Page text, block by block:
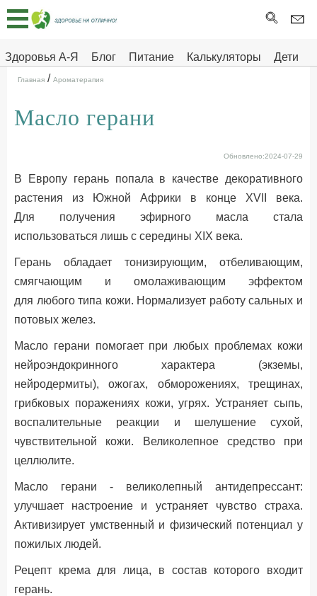
Здоровья А-Я Блог Питание Калькуляторы
Дети
Здоровье на отлично
Главная
Тесты
Про
ДЕТЯМ
Главная / Ароматерапия
Масло герани
Обновлено:2024-07-29
В Европу герань попала в качестве декоративного
растения из Южной Африки в конце XVII века.
Для получения эфирного масла стала
использоваться лишь с середины XIX века.
Герань обладает тонизирующим, отбеливающим,
смягчающим и омолаживающим эффектом
для любого типа кожи. Нормализует работу сальных и
потовых желез.
Масло герани помогает при любых проблемах кожи
нейроэндокринного характера (экземы,
нейродермиты), ожогах, обморожениях, трещинах,
грибковых поражениях кожи, угрях. Устраняет сыпь,
воспалительные реакции и шелушение сухой,
чувствительной кожи. Великолепное средство при
целлюлите.
Масло герани - великолепный антидепрессант:
улучшает настроение и устраняет чувство страха.
Активизирует умственный и физический потенциал у
пожилых людей.
Рецепт крема для лица, в состав которого входит
герань.